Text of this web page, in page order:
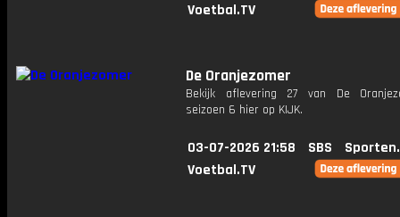
Voetbal.TV
De Oranjezomer
Bekijk aflevering 27 van De
seizoen 6 hier op KIJK.
03-07-2026 21:58 SBS
Voetbal.TV